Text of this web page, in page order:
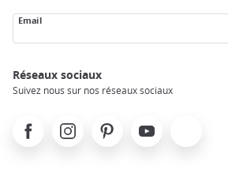
Email
Réseaux sociaux
Suivez nous sur nos réseaux sociaux
FacebookInstagramPinterest Youtube